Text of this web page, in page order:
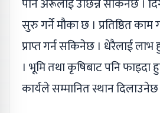
सुरु गर्ने मौका छ । प्रतिष्ठित
प्राप्त गर्न सकिनेछ । धेरैलाई लाभ
। भूमि तथा कृषिबाट पनि
कार्यले सम्मानित स्थान दिलाउनेछ